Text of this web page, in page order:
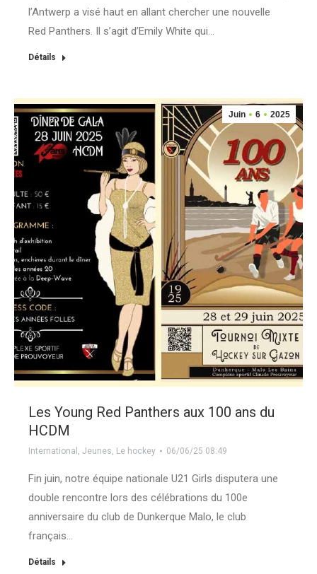
l’Antwerp a visé haut en allant chercher une nouvelle
Red Panthers. Il s’agit d’Emily White qui…
Détails
Juin 6 2025
Les Young Red Panthers aux 100 ans du
HCDM
International , Jeunes, Le hockey 06/06/25 08:49
Fin juin, notre équipe nationale U21 Girls disputera une
double rencontre lors des célébrations du 100e
anniversaire du club de Dunkerque Malo, le club
français…
Détails